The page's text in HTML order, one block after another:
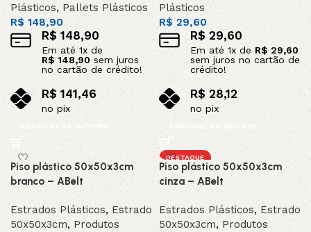
Plásticos,Pallets Plásticos
R$ 148,90
R$148,90
Em até1x de
R$ 148,90sem juros
no cartão de crédito!
R$141,46
no pix
Adicionar ao carrinho
Plásticos
R$29,60
R$ 29,60
Em até 1x de R$ 29,60
sem juros no cartão de
crédito!
R$ 28,12
no pix
Adicionar ao carrinho
Piso plástico 50x50x3cm
branco – ABelt
Estrados Plásticos, Estrado
50x50x3cm,Produtos
DESTAQUE
Piso plástico 50x50x3cm
cinza – ABelt
Estrados Plásticos,Estrado
50x50x3cm, Produtos